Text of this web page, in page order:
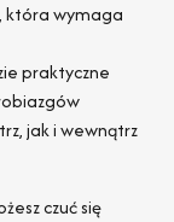
która wymaga
praktyczne
jak i wewnątrz
czuć się